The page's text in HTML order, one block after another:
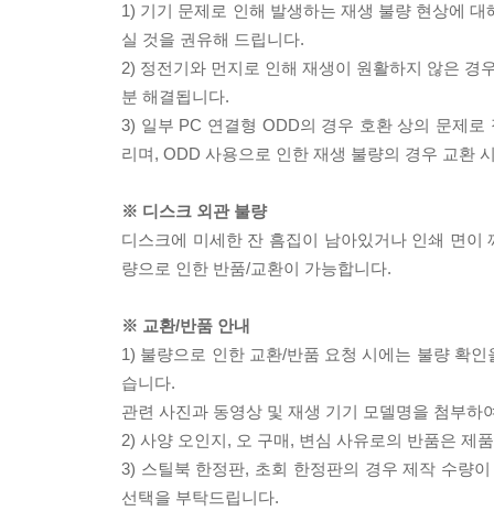
1) 기기 문제로 인해 발생하는 재생 불량 현상에
실 것을 권유해 드립니다.
2) 정전기와 먼지로 인해 재생이 원활하지 않은 경
분 해결됩니다.
3) 일부 PC 연결형 ODD의 경우 호환 상의 문제
리며, ODD 사용으로 인한 재생 불량의 경우 교환
※ 디스크 외관 불량
디스크에 미세한 잔 흠집이 남아있거나 인쇄 면
량으로 인한 반품/교환이 가능합니다.
※ 교환/반품 안내
1) 불량으로 인한 교환/반품 요청 시에는 불량 확
습니다.
관련 사진과 동영상 및 재생 기기 모델명을 첨부하
2) 사양 오인지, 오 구매, 변심 사유로의 반품은 제
3) 스틸북 한정판, 초회 한정판의 경우 제작 수량
선택을 부탁드립니다.